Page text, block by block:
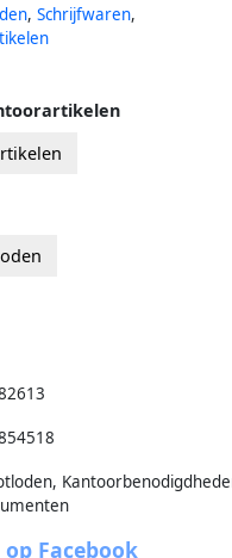
, Schrijfwaren,